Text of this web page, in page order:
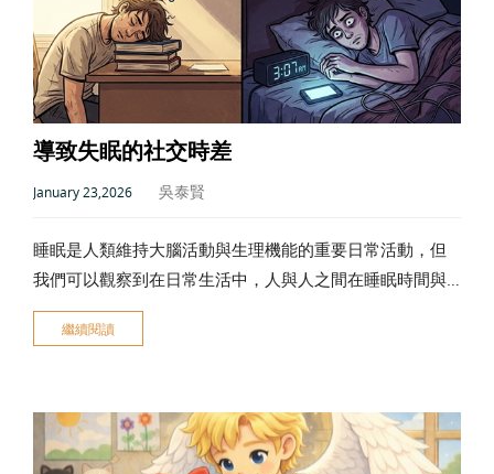
導致失眠的社交時差
January 23,2026 吳泰賢
睡眠是人類維持大腦活動與生理機能的重要日常活動，但
我們可以觀察到在日常生活中，人與人之間在睡眠時間與
活動時間似乎存在著明顯的差異。。這種不同的『睡眠類
型』主要是受到『生理時鐘』與『社交時差』的控制。當
繼續閱讀